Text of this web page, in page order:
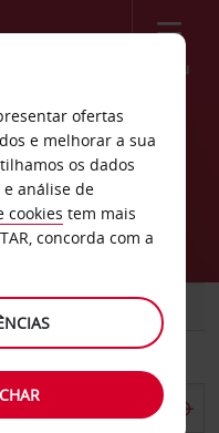
Menu
COMERCIAIS
ofertas
e melhorar a sua
os dados
análise de
cookies tem mais
concorda com a